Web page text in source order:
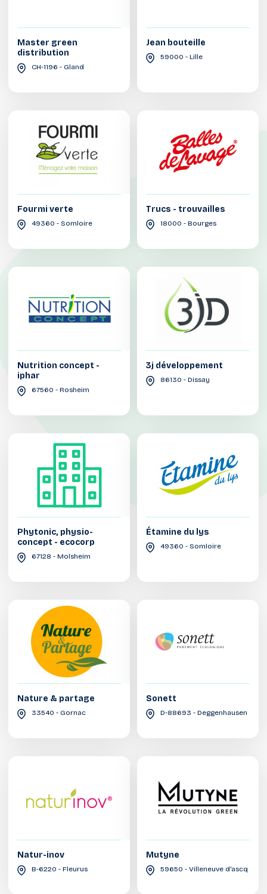
Master green
distribution
CH-1196 - Gland
Jean bouteille
59000 - Lille
Fourmi verte
49360 - Somloire
Trucs - trouvailles
18000 - Bourges
Nutrition concept -
iphar
67560 - Rosheim
3j développement
86130 - Dissay
Phytonic, physio-
concept - ecocorp
67128 - Molsheim
Étamine du lys
49360 - Somloire
Nature & partage
33540 - Gornac
Sonett
D-88693 - Deggenhausen
Natur-inov
B-6220 - Fleurus
Mutyne
59650 - Villeneuve d'ascq